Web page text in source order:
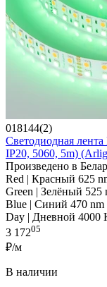
018144(2)
Светодиодная
IP20, 5060, 5m)
Произведено в
Red | Красный 625
Green | Зелёный 525
Blue | Синий 470 nm
Day | Дневной 4000
3 17205
₽/м
В наличии